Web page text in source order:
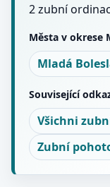
2 zubní
Města v okrese
Mladá
Související
Všichni
Zubní